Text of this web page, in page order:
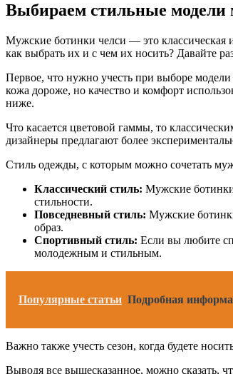
Выбираем стильные модели
Мужские ботинки челси — это классическая
как выбрать их и с чем их носить? Давайте
Первое, что нужно учесть при выборе
кожа дороже, но качество и комфорт
ниже.
Что касается цветовой гаммы, то
дизайнеры предлагают более
Стиль одежды, с которым можно сочетать
Классический стиль: Мужские
стильности.
Повседневный стиль: Мужские
образ.
Спортивный стиль: Если вы любите
молодежным и стильным.
Популярные статьи Подробная
Важно также учесть сезон, когда будете
Выводя все вышесказанное, можно сказать,